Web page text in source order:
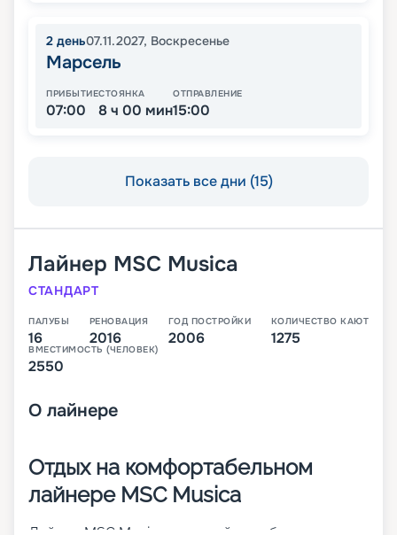
2 день07.11.2027, Воскресенье
Марсель
ПРИБЫТИЕ
07:00
СТОЯНКА
8 ч 00 мин
ОТПРАВЛЕНИЕ
15:00
Показать все дни (15)
Лайнер MSC Musica
СТАНДАРТ
ПАЛУБЫ
16
РЕНОВАЦИЯ
2016
ГОД ПОСТРОЙКИ
2006
КОЛИЧЕСТВО КАЮТ
1275
ВМЕСТИМОСТЬ (ЧЕЛОВЕК)
2550
О лайнере
Отдых на комфортабельном
лайнере MSC Musica